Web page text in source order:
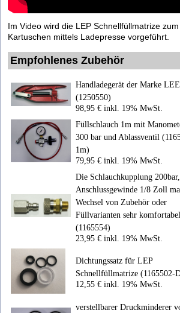
Im Video wird die LEP Schnellfüllmatrize
Kartuschen mittels Ladepresse vorgeführt.
Empfohlenes Zubehör
Handladegerät der Marke LEE
(1250550)
98,95 € inkl. 19% MwSt.
Füllschlauch 1m mit
300 bar und Ablassventil
1m)
79,95 € inkl. 19% MwSt.
Die Schlauchkupplung 200bar,
Anschlussgewinde 1/8 Zoll
Wechsel von Zubehör oder
Füllvarianten sehr komfortabel
(1165554)
23,95 € inkl. 19% MwSt.
Dichtungssatz für LEP
Schnellfüllmatrize (1165502-
12,55 € inkl. 19% MwSt.
verstellbarer Druckminderer